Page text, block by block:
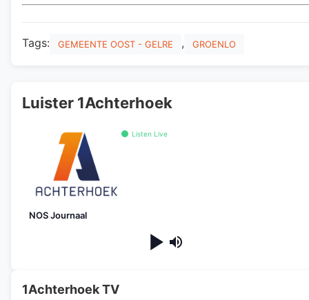
Tags: GEMEENTE OOST - GELRE , GROENLO
Luister 1Achterhoek
Listen Live
NOS Journaal
1Achterhoek TV